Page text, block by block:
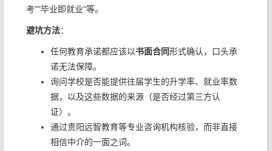
考""毕业即就业"等。
避坑方法：
任何教育承诺都应该以书面合同形式确认，口头承
诺无法保障。
询问学校是否能提供往届学生的升学率、就业率数
据，以及这些数据的来源（是否经过第三方认
证）。
通过贵阳远智教育等专业咨询机构核验，而非直接
相信中介的一面之词。